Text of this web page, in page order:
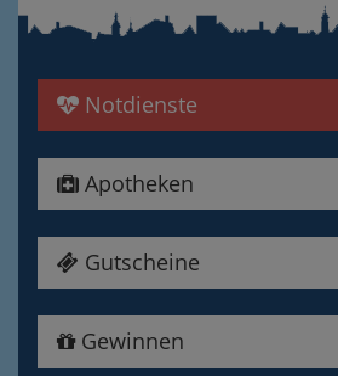
Notdienste
Apotheken
Gutscheine
Gewinnen